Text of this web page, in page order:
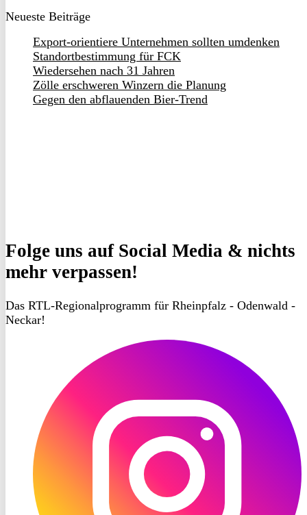
Neueste Beiträge
Export-orientiere Unternehmen sollten umdenken
Standortbestimmung für FCK
Wiedersehen nach 31 Jahren
Zölle erschweren Winzern die Planung
Gegen den abflauenden Bier-Trend
Folge uns auf Social Media & nichts
mehr verpassen!
Das RTL-Regionalprogramm für Rheinpfalz - Odenwald -
Neckar!
Instagram